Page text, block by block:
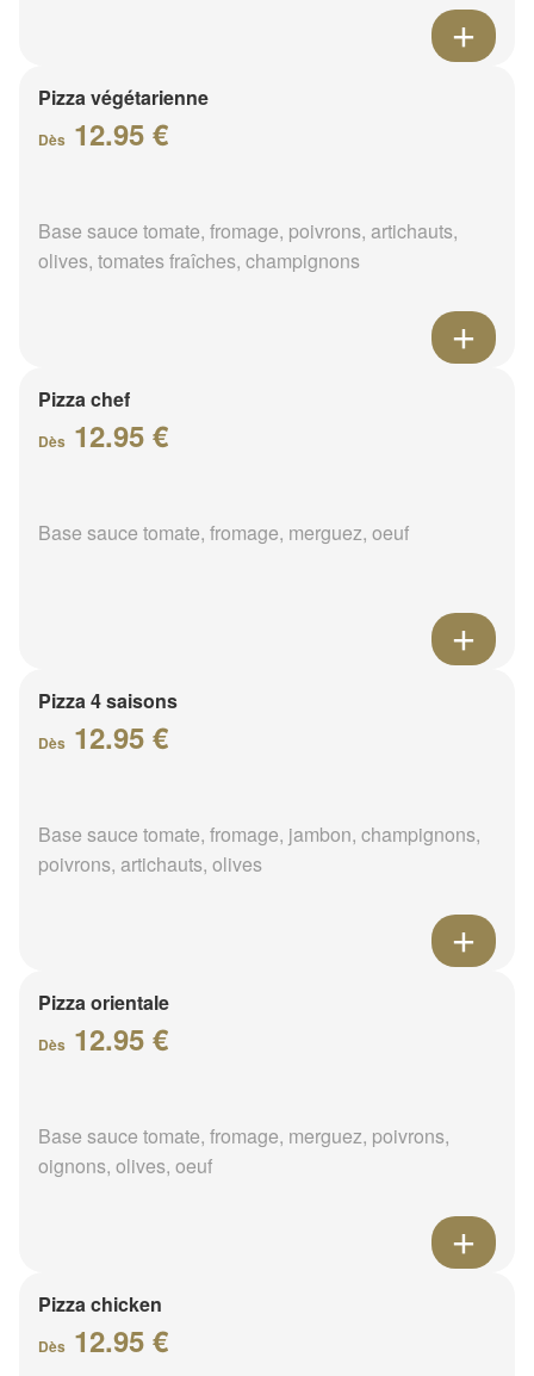
Pizza végétarienne
Dès 12.95 €
Base sauce tomate, fromage, poivrons, artichauts,
olives, tomates fraîches, champignons
Pizza chef
Dès 12.95 €
Base sauce tomate, fromage, merguez, oeuf
Pizza 4 saisons
Dès 12.95 €
Base sauce tomate, fromage, jambon, champignons,
poivrons, artichauts, olives
Pizza orientale
Dès 12.95 €
Base sauce tomate, fromage, merguez, poivrons,
oignons, olives, oeuf
Pizza chicken
Dès 12.95 €